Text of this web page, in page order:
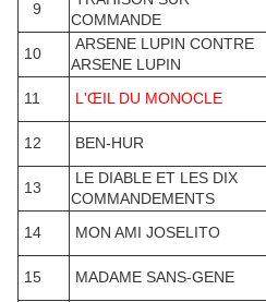
9
COMMANDE
10
ARSENE LUPIN CONTRE
ARSENE LUPIN
11
L'ŒIL DU MONOCLE
12
BEN-HUR
13
LE DIABLE ET LES DIX
COMMANDEMENTS
14
MON AMI JOSELITO
15
MADAME SANS-GENE